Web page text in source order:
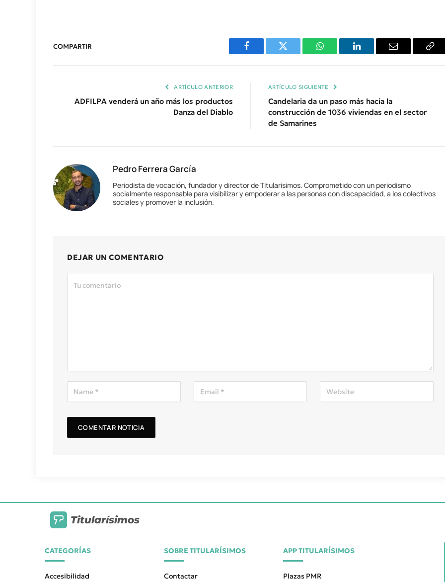
COMPARTIR
Facebook Twitter WhatsAppLinkedIn Email
ARTÍCULO ANTERIOR
ADFILPA venderá un año más los productos
Danza del Diablo
ARTÍCULO SIGUIENTE
Candelaria da un paso más hacia la
construcción de 1036 viviendas en el sector
de Samarines
Pedro Ferrera García
Periodista de vocación, fundador y director de Titularísimos. Comprometido con un periodismo
socialmente responsable para visibilizar y empoderar a las personas con discapacidad, a los colectivos
sociales y promover la inclusión.
DEJAR UN COMENTARIO
Titularísimos
CATEGORÍAS
Accesibilidad
SOBRE TITULARÍSIMOS
Contactar
APP TITULARÍSIMOS
Plazas PMR